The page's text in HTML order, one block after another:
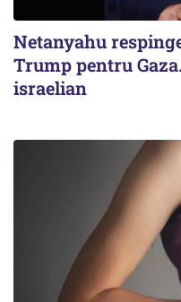
Netanyahu
Trump pentru
israelian